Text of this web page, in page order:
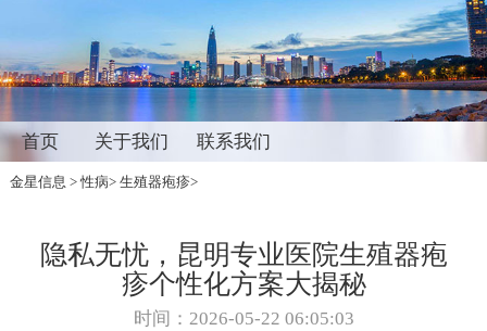
首页 关于我们 联系我们
金星信息 >性病> 生殖器疱疹>
隐私无忧，昆明专业医院生殖器疱
疹个性化方案大揭秘
时间：2026-05-22 06:05:03